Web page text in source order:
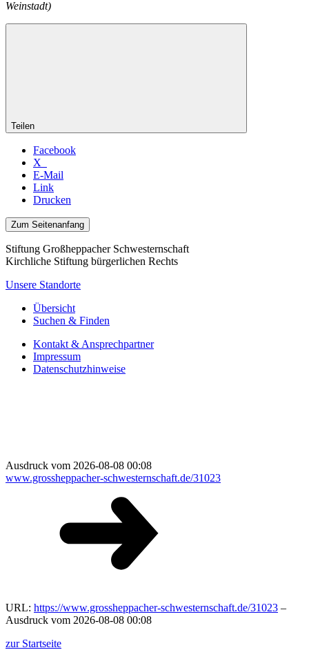
Weinstadt)
Teilen
Facebook
X
E-Mail
Link
Drucken
Zum Seitenanfang
Stiftung Großheppacher Schwesternschaft
Kirchliche Stiftung bürgerlichen Rechts
Unsere Standorte
Übersicht
Suchen & Finden
Kontakt & Ansprechpartner
Impressum
Datenschutzhinweise
Ausdruck vom 2026-08-08 00:08
www.grossheppacher-schwesternschaft.de/31023
URL: https://www.grossheppacher-schwesternschaft.de/31023 –
Ausdruck vom 2026-08-08 00:08
zur Startseite